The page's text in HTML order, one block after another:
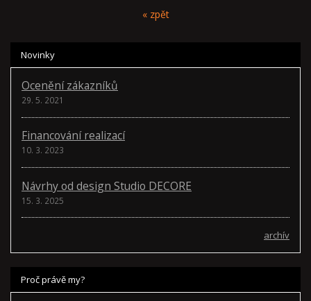
« zpět
Novinky
Ocenění zákazníků
29. 5. 2021
Financování realizací
10. 3. 2023
Návrhy od design Studio DECORE
15. 3. 2025
archív
Proč právě my?